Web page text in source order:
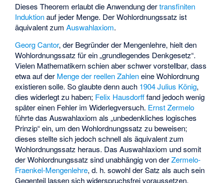
Dieses Theorem erlaubt die Anwendung dertransfiniten
Induktionauf jeder Menge. Der Wohlordnungssatz ist
äquivalent zumAuswahlaxiom.
Georg Cantor, der Begründer der Mengenlehre, hielt den
Wohlordnungssatz für ein „grundlegendes Denkgesetz“.
Vielen Mathematikern schien aber schwer vorstellbar, dass
etwa auf der Menge der reellen Zahleneine Wohlordnung
existieren solle. So glaubte denn auch 1904 Julius König,
dies widerlegt zu haben; Felix Hausdorfffand jedoch wenig
später einen Fehler im Widerlegversuch. Ernst Zermelo
führte das Auswahlaxiom als „unbedenkliches logisches
Prinzip“ ein, um den Wohlordnungssatz zu beweisen;
dieses stellte sich jedoch schnell als äquivalent zum
Wohlordnungssatz heraus. Das Auswahlaxiom und somit
der Wohlordnungssatz sind unabhängig von derZermelo-
Fraenkel-Mengenlehre, d. h. sowohl der Satz als auch sein
Gegenteil lassen sich widerspruchsfrei voraussetzen,